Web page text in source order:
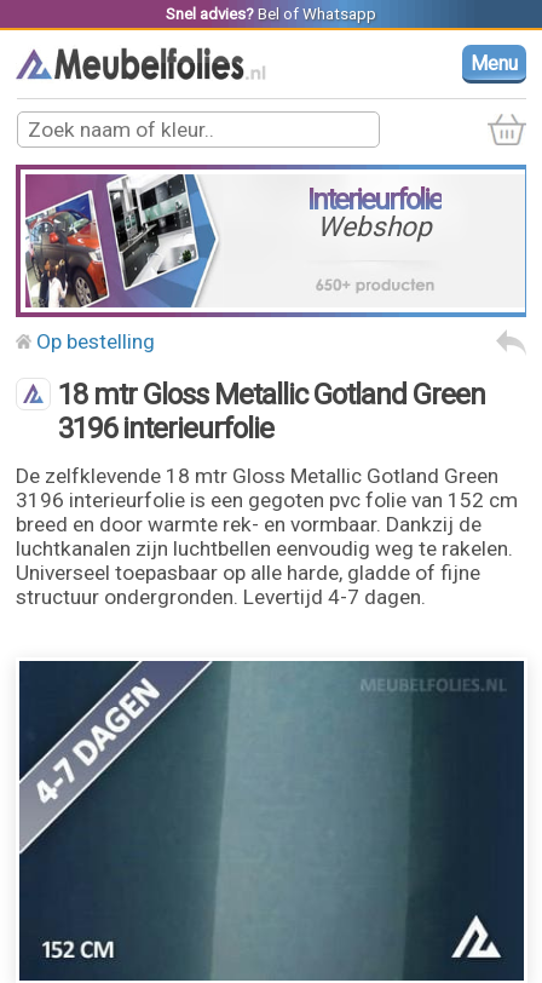
Snel advies? Belof Whatsapp
Menu
Interieurfolie
Webshop
Op bestelling
18 mtr Gloss Metallic Gotland Green
3196 interieurfolie
De zelfklevende 18 mtr Gloss Metallic Gotland Green
3196 interieurfolie is een gegoten pvc folie van 152 cm
breed en door warmte rek- en vormbaar. Dankzij de
luchtkanalen zijn luchtbellen eenvoudig weg te rakelen.
Universeel toepasbaar op alle harde, gladde of fijne
structuur ondergronden. Levertijd 4-7 dagen.